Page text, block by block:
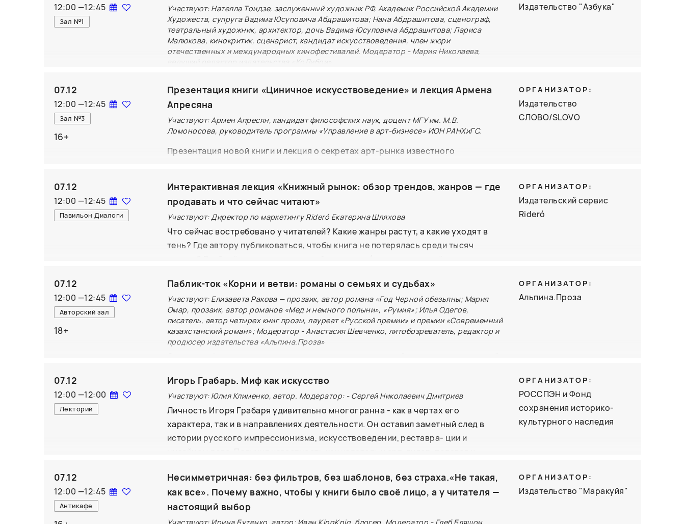
12:00 —12:45
Зал №1
Участвуют: Нателла Тоидзе, заслуженный художник РФ, Академик Российской Академии
Художеств, супруга Вадима Юсуповича Абдрашитова; Нана Абдрашитова, сценограф,
театральный художник, архитектор, дочь Вадима Юсуповича Абдрашитова; Лариса
Малюкова, кинокритик, сценарист, кандидат искусствоведения, член жюри
отечественных и международных кинофестивалей. Модератор - Мария Николаева,
ведущий редактор издательства «КоЛибри»
определить творчество Вадима Абдрашитова. Его фильмы – рассказ о жизни
нашей страны от 70-х до начала 2000-х годов. Жизни, мечтаний, размышлений.
Мы представляем книгу об этом человеке и о нас самих к 80-летию со дня
рождения режиссера.
Издательство "Азбука"
07.12
12:00 —12:45
Зал №3
16+
Презентация книги «Циничное искусствоведение» и лекция Армена
Апресяна
Участвуют: Армен Апресян, кандидат философских наук, доцент МГУ им. М.В.
Ломоносова, руководитель программы «Управление в арт-бизнесе» ИОН РАНХиГС.
Презентация новой книги и лекция о секретах арт-рынка известного
до цифрового искусства и дерзкая попытка взглянуть на историю искусства без
привычного романтизма. Автор, искусствовед с 30-летним стажем, предлагает
«циничную» оптику: как художники становятся знаменитыми не благодаря
гению, а благодаря случайностям, связям, удаче и правильно выстроенной
легенде.
ОРГАНИЗАТОР:
Издательство
СЛОВО/SLOVO
07.12
12:00 —12:45
Павильон Диалоги
Интерактивная лекция «Книжный рынок: обзор трендов, жанров — где
продавать и что сейчас читают»
Участвуют: Директор по маркетингу Rideró Екатерина Шляхова
Что сейчас востребовано у читателей? Какие жанры растут, а какие уходят в
тень? Где автору публиковаться, чтобы книга не потерялась среди тысяч
выбрать площадку для книги — в зависимости от жанра, цели и опыта; — что
стоит учесть, если вы только входите в самиздат или хотите усилить продажи.
ОРГАНИЗАТОР:
Издательский сервис
Rideró
07.12
12:00 —12:45
Авторский зал
18+
Паблик-ток «Корни и ветви: романы о семьях и судьбах»
Участвуют: Елизавета Ракова — прозаик, автор романа «Год Черной обезьяны; Мария
Омар, прозаик, автор романов «Мед и немного полыни», «Румия»; Илья Одегов,
писатель, автор четырех книг прозы, лауреат «Русской премии» и премии «Современный
казахстанский роман»; Модератор - Анастасия Шевченко, литобозреватель, редактор и
продюсер издательства «Альпина.Проза»
отношений, тайн, наследия и поиска своего места в мире в эпоху перемен. На
встрече с писателями Елизаветой Раковой, Марией Омар и Ильёй Одеговым
читатели узнают, как семейные легенды, трагедии и триумфы формируют
характер и выбор героев, как культурное наследие определяет личность и
судьбу и что происходит, когда герои оказываются оторванными от родных
корней.
ОРГАНИЗАТОР:
Альпина.Проза
07.12
12:00 —12:00
Лекторий
Игорь Грабарь. Миф как искусство
Участвуют: Юлия Клименко, автор. Модератор: - Сергей Николаевич Дмитриев
Личность Игоря Грабаря удивительно многогранна - как в чертах его
характера, так и в направлениях деятельности. Он оставил заметный след в
истории русского импрессионизма, искусствоведении, реставра- ции и
он умело лавировал в эпоху нескончаемых политиче- ских бурь и выходил
непобежденным из критических ситуаций. Искусные маневры обеспечивали
Игорю Эммануиловичу восхищение одних и осуждение других. Обладая редким
даром убеждения.
ОРГАНИЗАТОР:
РОССПЭН и Фонд
сохранения историко-
культурного наследия
07.12
12:00 —12:45
Антикафе
Несимметричная: без фильтров, без шаблонов, без страха.«Не такая,
как все». Почему важно, чтобы у книги было своё лицо, а у читателя —
настоящий выбор
Участвуют: Ирина Бутенко, автор; Иван KingKnig, блогер. Модератор - Глеб Бляшон
ОРГАНИЗАТОР:
Издательство "Маракуйя"